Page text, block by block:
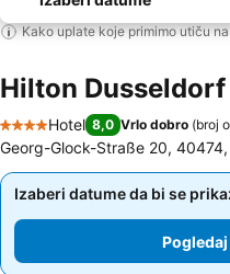
Kako uplate koje primimo utiču
Hilton Dusseldorf
4 Zvezdice
Hotel 8,0 Vrlo dobro (broj
Georg-Glock-Straße 20,
Izaberi datume da bi se
Izaberi datume da bi se